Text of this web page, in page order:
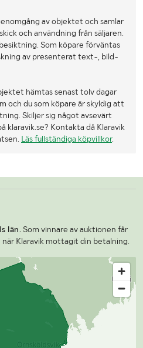
av objektet och samlar
och användning från säljaren.
Som köpare förväntas
av presenterat text-, bild-
hämtas senast tolv dagar
och du som köpare är skyldig att
Skiljer sig något avsevärt
klaravik.se? Kontakta då Klaravik
Läs fullständiga köpvillkor.
län. Som vinnare av auktionen får
Klaravik mottagit din betalning.